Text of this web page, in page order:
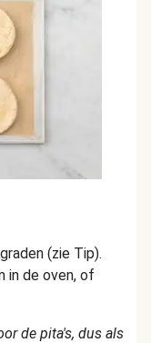
(zie Tip).
in de oven, of
de pita's, dus als